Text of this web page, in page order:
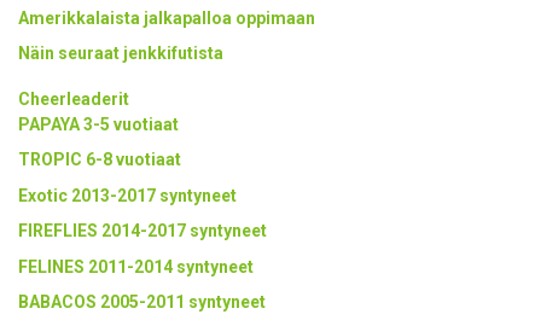
Amerikkalaista jalkapalloa oppimaan
Näin seuraat jenkkifutista
Cheerleaderit
PAPAYA 3-5 vuotiaat
TROPIC 6-8 vuotiaat
Exotic 2013-2017 syntyneet
FIREFLIES 2014-2017 syntyneet
FELINES 2011-2014 syntyneet
BABACOS 2005-2011 syntyneet